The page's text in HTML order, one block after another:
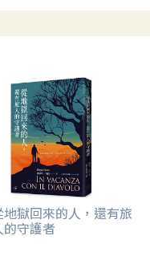
地獄回來的人，還有旅
的守護者